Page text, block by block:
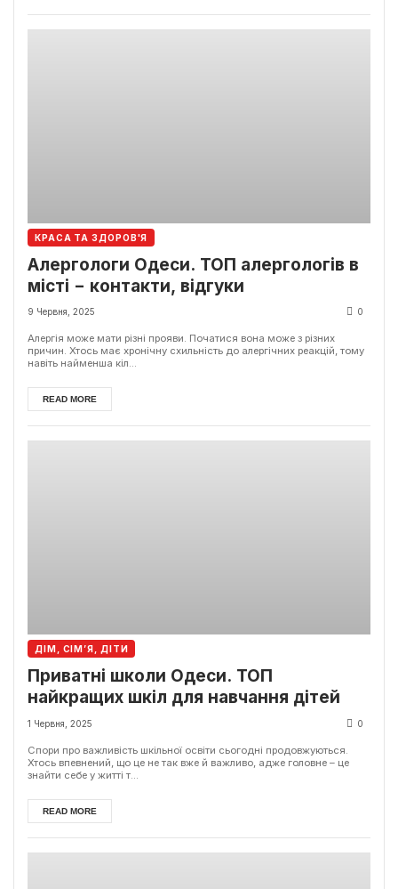
КРАСА ТА ЗДОРОВ'Я
Алергологи Одеси. ТОП алергологів в
місті − контакти, відгуки
9 Червня, 2025 0
Алергія може мати різні прояви. Початися вона може з різних
причин. Хтось має хронічну схильність до алергічних реакцій, тому
навіть найменша кіл...
READ MORE
ДІМ, СІМ’Я, ДІТИ
Приватні школи Одеси. ТОП
найкращих шкіл для навчання дітей
1 Червня, 2025 0
Спори про важливість шкільної освіти сьогодні продовжуються.
Хтось впевнений, що це не так вже й важливо, адже головне – це
знайти себе у житті т...
READ MORE